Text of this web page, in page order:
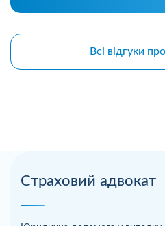
Страховий адвокат
Всі відгуки